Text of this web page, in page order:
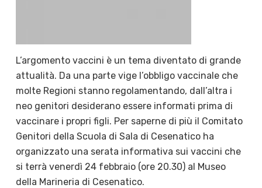
L’argomento vaccini è un tema diventato di grande
attualità. Da una parte vige l’obbligo vaccinale che
molte Regioni stanno regolamentando, dall’altra i
neo genitori desiderano essere informati prima di
vaccinare i propri figli. Per saperne di più il Comitato
Genitori della Scuola di Sala di Cesenatico ha
organizzato una serata informativa sui vaccini che
si terrà venerdì 24 febbraio (ore 20.30) al Museo
della Marineria di Cesenatico.